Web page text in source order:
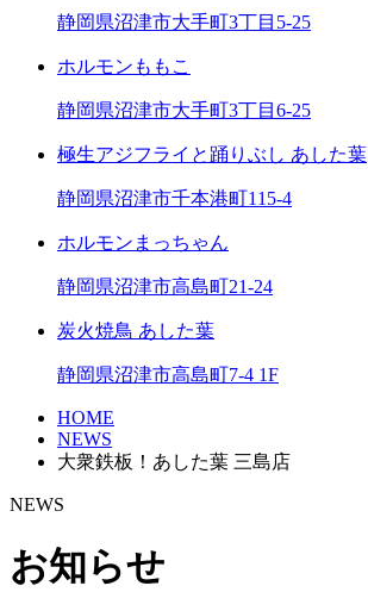
静岡県沼津市大手町3丁目5-25
ホルモンももこ
静岡県沼津市大手町3丁目6-25
極生アジフライと踊りぶし あした葉
静岡県沼津市千本港町115-4
ホルモンまっちゃん
静岡県沼津市高島町21-24
炭火焼鳥 あした葉
静岡県沼津市高島町7-4 1F
HOME
NEWS
大衆鉄板！あした葉 三島店
NEWS
お知らせ